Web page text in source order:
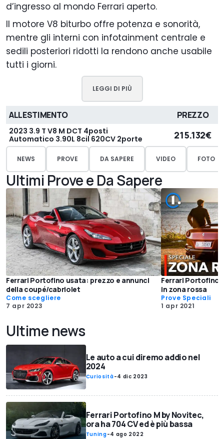
d’ingresso al mondo Ferrari aperto.
Il motore V8 biturbo offre potenza e sonorità,
mentre gli interni con infotainment centrale e
sedili posteriori ridotti la rendono anche usabile
tutti i giorni.
LEGGI DI PIÙ
ALLESTIMENTO PREZZO
2023 3.9 T V8 M DCT 4posti
Automatico 3.90L 8cil 620CV 2porte
215.132€
NEWS PROVE DA SAPERE VIDEO FOTO
Ultimi Prove e Da Sapere
Ferrari Portofino usata: prezzo e annunci
della coupé/cabriolet
Come scegliere
7 apr 2023
Ferrari Portofino
in zona rossa
Prove Speciali
1 apr 2021
Ultime news
Le auto a cui diremo addio nel
2024
Curiosità-4 dic 2023
Ferrari Portofino M by Novitec,
ora ha 704 CV ed è più bassa
Tuning-4 ago 2022